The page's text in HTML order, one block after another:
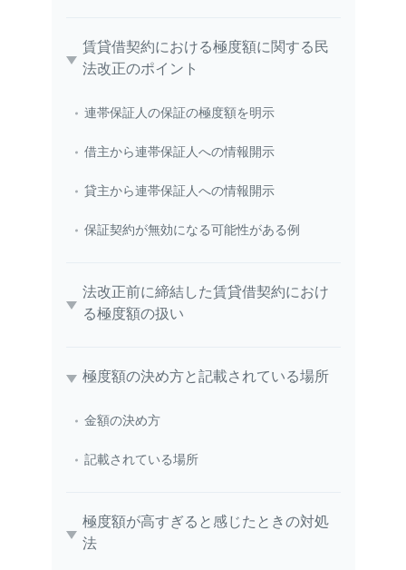
賃貸借契約における極度額に関する民
法改正のポイント
連帯保証人の保証の極度額を明示
借主から連帯保証人への情報開示
貸主から連帯保証人への情報開示
保証契約が無効になる可能性がある例
法改正前に締結した賃貸借契約におけ
る極度額の扱い
極度額の決め方と記載されている場所
金額の決め方
記載されている場所
極度額が高すぎると感じたときの対処
法